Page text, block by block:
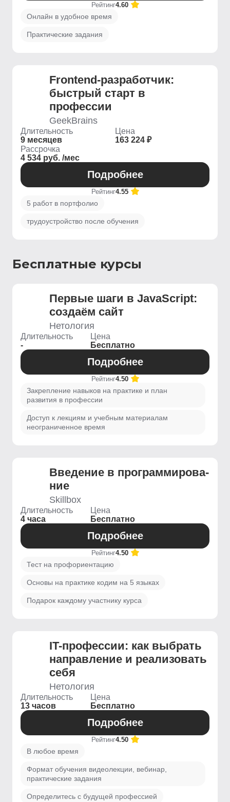
Рейтинг4.60
Онлайн в удобное время
Практические задания
Frontend-разработчик:
быстрый старт в
профессии
GeekBrains
Длительность
9 месяцев
Цена
163 224 ₽
Рассрочка
4 534 руб. /мес
Подробнее
Рейтинг4.55
5 работ в портфолио
трудоустройство после обучения
Бесплатные курсы
Первые шаги в JavaScript:
создаём сайт
Нетология
Длительность
-
Цена
Бесплатно
Подробнее
Рейтинг4.50
Закрепление навыков на практике и план
развития в профессии
Доступ к лекциям и учебным материалам
неограниченное время
Введение ­в программирова­
ние
Skillbox
Длительность
4 часа
Цена
Бесплатно
Подробнее
Рейтинг4.50
Тест на профориентацию
Основы на практике кодим на 5 языках
Подарок каждому участнику курса
IT-профессии: как выбрать
направление и реализовать
себя
Нетология
Длительность
13 часов
Цена
Бесплатно
Подробнее
Рейтинг4.50
В любое время
Формат обучения видеолекции, вебинар,
практические задания
Определитесь с будущей профессией